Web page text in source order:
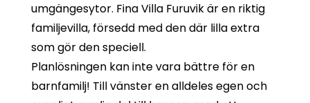
umgängesytor. Fina Villa Furuvik är en riktig
familjevilla, försedd med den där lilla extra
som gör den speciell.
Planlösningen kan inte vara bättre för en
barnfamilj! Till vänster en alldeles egen och